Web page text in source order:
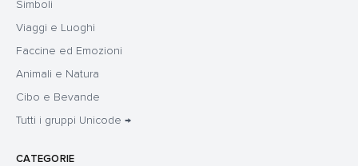
Simboli
Viaggi e Luoghi
Faccine ed Emozioni
Animali e Natura
Cibo e Bevande
Tutti i gruppi Unicode →
CATEGORIE